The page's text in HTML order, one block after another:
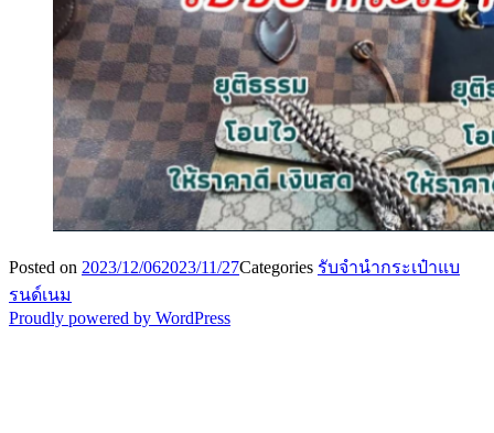
Posted on 2023/12/062023/11/27Categories รับจำนำกระเป๋าแบ
รนด์เนม
Proudly powered by WordPress